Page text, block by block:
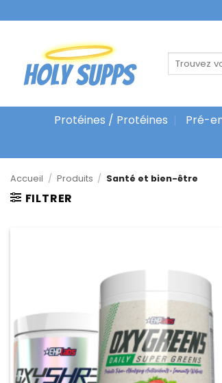
to
Recherche
Protéines / Protéines Pré-
Accueil / Produits / Santé et bien-être
FILTRER